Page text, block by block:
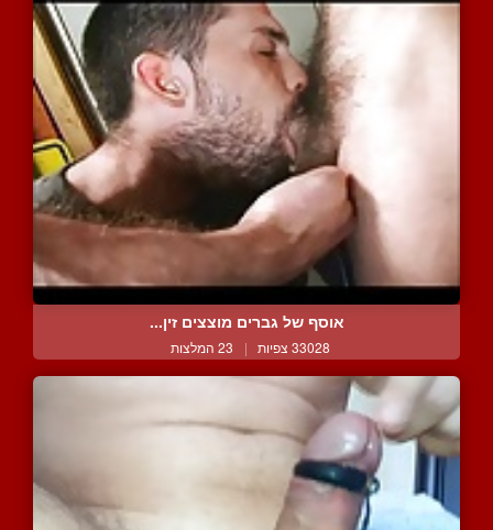
אוסף של גברים מוצצים זין...
33028 צפיות | 23 המלצות